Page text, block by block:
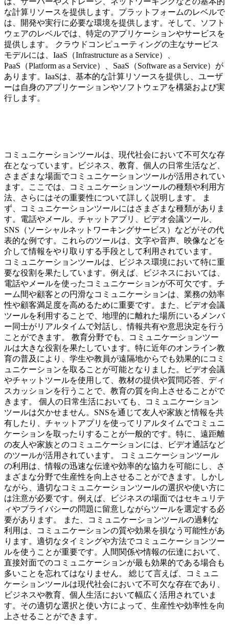
な計算リソースを提供します。プラットフォームのレベルで
は、開発や実行に必要な環境を提供します。そして、ソフト
ウェアのレベルでは、特定のアプリケーションやサービスを
提供します。 クラウドコンピューティングの主なサービス
モデルには、IaaS（Infrastructure as a Service）、
PaaS（Platform as a Service）、SaaS（Software as a Service）が
あります。IaaSは、基本的な計算リソースを提供し、ユーザ
ーは自身のアプリケーションやソフトウェアを構築および実
行します。
コミュニケーションツールは、現代社会において不可欠な存
在となっています。ビジネス、教育、個人の日常生活など、
さまざまな場面でコミュニケーションツールが活用されてい
ます。ここでは、コミュニケーションツールの種類や利用方
法、さらにはその重要性について詳しく説明します。 ま
ず、コミュニケーションツールにはさまざまな種類がありま
す。電話やメール、チャットアプリ、ビデオ会議ツール、
SNS（ソーシャルネットワーキングサービス）などがその代
表的な例です。これらのツールは、文字や音声、映像などを
介して情報をやり取りする手段として利用されています。
コミュニケーションツールは、ビジネス環境において特に重
要な役割を果たしています。例えば、ビジネスにおいては、
電話やメールを使ったコミュニケーションが不可欠です。チ
ーム間や顧客との円滑なコミュニケーションは、業務の効率
性や顧客満足度を高めるために重要です。また、ビデオ会議
ツールを利用することで、地理的に離れた場所にいるメンバ
ー同士がリアルタイムで対話し、情報共有や意思決定を行う
ことができます。 教育分野でも、コミュニケーションツー
ルは大きな役割を果たしています。特に近年のオンライン教
育の普及により、学生や教員が遠隔地からでも効果的にコミ
ュニケーションを取ることが可能となりました。ビデオ会議
やチャットツールを使用して、教材の提供や質問応答、ディ
スカッションを行うことで、教育の質を向上させることがで
きます。 個人の日常生活においても、コミュニケーション
ツールは欠かせません。SNSを通じて友人や家族と情報を共
有したり、チャットアプリを使ってリアルタイムでコミュニ
ケーションを取ったりすることが一般的です。特に、遠距離
の友人や家族とのコミュニケーションには、ビデオ通話など
のツールが活用されています。 コミュニケーションツール
の利用は、情報の迅速な伝達や効率的な協力を可能にし、さ
まざまな分野で生産性を向上させることができます。しかし
ながら、適切なコミュニケーションツールの選択や使い方に
は注意が必要です。例えば、ビジネスの場面ではセキュリテ
ィやプライバシーの問題に留意しながらツールを選定する必
要があります。 また、コミュニケーションツールの過剰な
利用は、コミュニケーションの質や効果を損なう可能性があ
ります。適切なタイミングや方法でコミュニケーションツー
ルを使うことが重要です。人間関係や情報の伝達において、
直接対面でのコミュニケーションが最も効果的である場合も
多いことを忘れてはなりません。 総じて言えば、コミュニ
ケーションツールは現代社会において不可欠な存在であり、
ビジネスや教育、個人生活において幅広く活用されていま
す。その適切な選択と使い方によって、生産性や効率性を向
上させることができます。